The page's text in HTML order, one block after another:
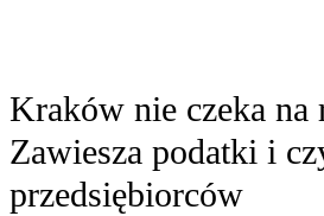
Kraków nie czeka na
Zawiesza podatki i
przedsiębiorców